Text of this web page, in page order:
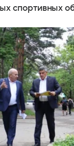
спортивных